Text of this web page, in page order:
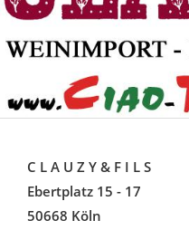
C L A U Z Y & F I L S
Ebertplatz 15 - 17
50668 Köln